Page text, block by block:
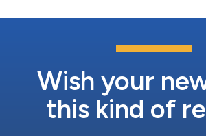
開発人材を維持することにより、シームレ
得は、IQMがReal Asset Acquisition Corp.（
合を完了したのと同時に最近成立し、これ
ティストリーの最先端アプリケーションソ
Wish your
this kind of